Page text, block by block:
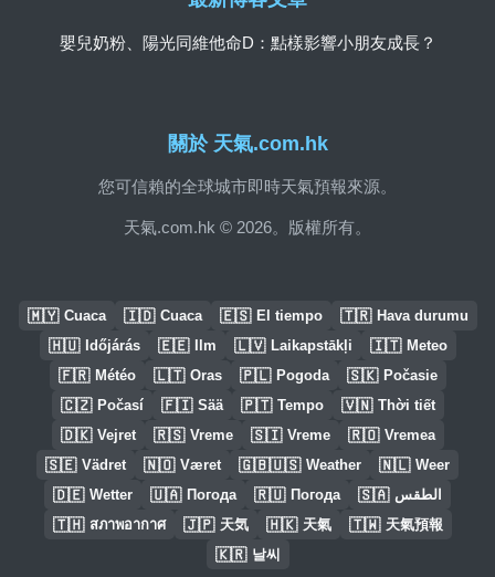
關於 天氣.com.hk
您可信賴的全球城市即時天氣預報來源。
天氣.com.hk © 2026。版權所有。
嬰兒奶粉、陽光同維他命D：點樣影響小朋友成長？
🇲🇾 Cuaca 🇮🇩 Cuaca 🇪🇸 El tiempo 🇹🇷 Hava durumu
🇭🇺 Időjárás 🇪🇪 Ilm 🇱🇻 Laikapstākļi 🇮🇹 Meteo
🇫🇷 Météo 🇱🇹 Oras 🇵🇱 Pogoda 🇸🇰 Počasie
🇨🇿 Počasí 🇫🇮 Sää 🇵🇹 Tempo 🇻🇳 Thời tiết
🇩🇰 Vejret 🇷🇸 Vreme 🇸🇮 Vreme 🇷🇴 Vremea
🇸🇪 Vädret 🇳🇴 Været 🇬🇧🇺🇸 Weather 🇳🇱 Weer
🇩🇪 Wetter 🇺🇦 Погода 🇷🇺 Погода 🇸🇦 الطقس
🇹🇭 สภาพอากาศ 🇯🇵 天気 🇭🇰 天氣 🇹🇼 天氣預報
🇰🇷 날씨